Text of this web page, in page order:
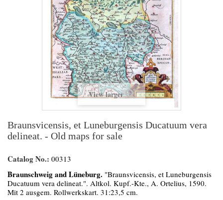
View larger
Braunsvicensis, et Luneburgensis Ducatuum vera
delineat. - Old maps for sale
Catalog No.: 00313
Braunschweig and Lüneburg. "Braunsvicensis, et Luneburgensis
Ducatuum vera delineat.". Altkol. Kupf.-Kte., A. Ortelius, 1590.
Mit 2 ausgem. Rollwerkskart. 31:23,5 cm.